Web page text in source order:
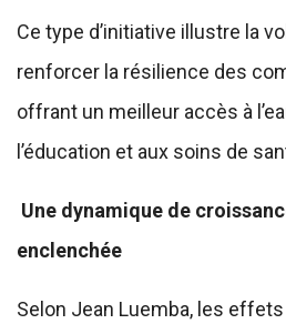
Ce type d’initiative illustre la
renforcer la résilience des
offrant un meilleur accès à
l’éducation et aux soins de
Une dynamique de
enclenchée
Selon Jean Luemba, les